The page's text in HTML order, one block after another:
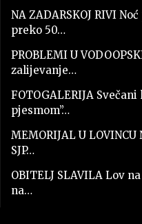
NA ZADARSKOJ RIVI
preko 50…
PROBLEMI U
zalijevanje…
FOTOGALERIJA
pjesmom”…
MEMORIJAL U
SJP…
OBITELJ SLAVILA Lov
na…